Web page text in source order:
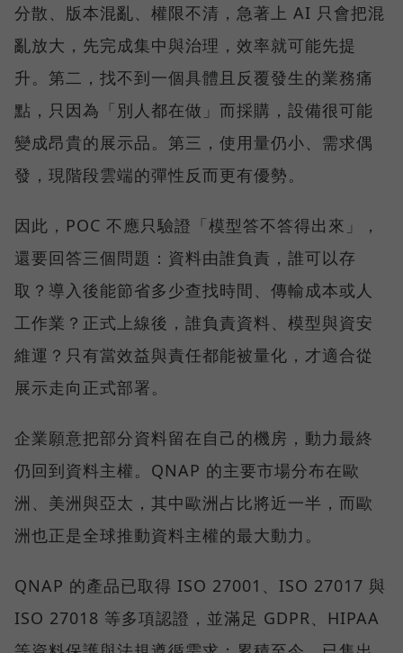
分散、版本混亂、權限不清，急著上 AI 只會把混
亂放大，先完成集中與治理，效率就可能先提
升。第二，找不到一個具體且反覆發生的業務痛
點，只因為「別人都在做」而採購，設備很可能
變成昂貴的展示品。第三，使用量仍小、需求偶
發，現階段雲端的彈性反而更有優勢。
因此，POC 不應只驗證「模型答不答得出來」，
還要回答三個問題：資料由誰負責，誰可以存
取？導入後能節省多少查找時間、傳輸成本或人
工作業？正式上線後，誰負責資料、模型與資安
維運？只有當效益與責任都能被量化，才適合從
展示走向正式部署。
企業願意把部分資料留在自己的機房，動力最終
仍回到資料主權。QNAP 的主要市場分布在歐
洲、美洲與亞太，其中歐洲占比將近一半，而歐
洲也正是全球推動資料主權的最大動力。
QNAP 的產品已取得 ISO 27001、ISO 27017 與
ISO 27018 等多項認證，並滿足 GDPR、HIPAA